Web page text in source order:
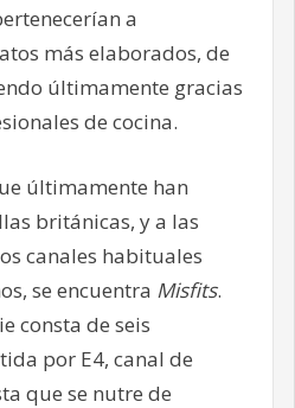
a
más elaborados, de
últimamente gracias
de cocina.
últimamente han
británicas, y a las
canales habituales
se encuentra Misfits.
consta de seis
por E4, canal de
que se nutre de